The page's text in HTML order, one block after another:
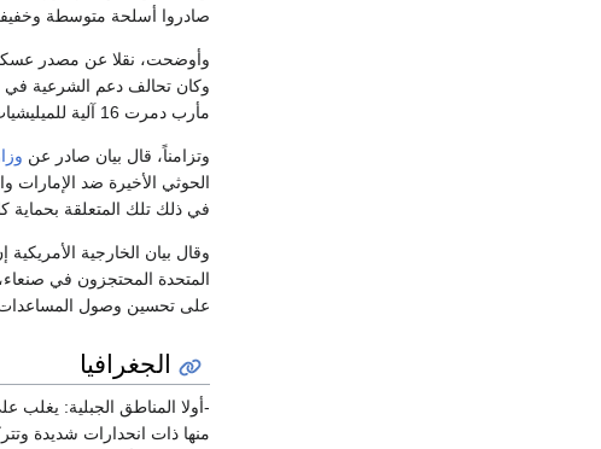
صادروا أسلحة متوسطة
وأوضحت، نقلا عن مصدر
مأرب دمرت 16 آلية للميليشيات الحوثية وقتلت أكثر من 70 عنصراً منها.
وتزامناً، قال بيان صادر عن
الحوثي الأخيرة ضد الإمارات
في ذلك تلك المتعلقة بحماية
وقال بيان الخارجية
المتحدة المحتجزون في
على تحسين وصول المساعدات
الجغرافيا
-أولا المناطق الجبلية:
منها ذات انحدارات شديدة